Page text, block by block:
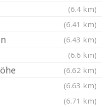
(6.4 km)
(6.41 km)
(6.43 km)
(6.6 km)
(6.62 km)
(6.63 km)
(6.71 km)